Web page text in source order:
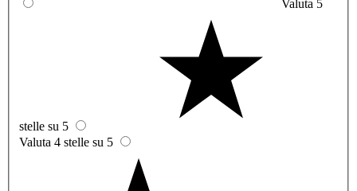
Valuta 5
stelle su 5
Valuta 4 stelle su 5